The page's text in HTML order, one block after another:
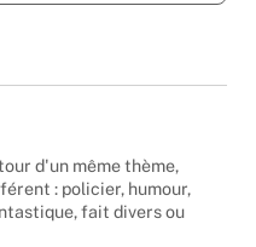
d'un même thème,
: policier, humour,
fait divers ou